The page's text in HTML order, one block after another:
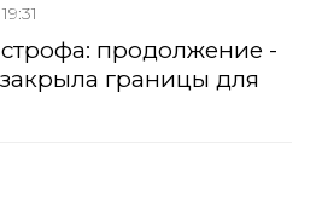
продолжение -
границы для